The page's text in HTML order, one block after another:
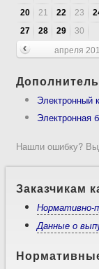
20
21 22 23
27
28 29
30
апреля
Электронный
Электронная
Нашли ошибку?
Заказчикам
Нормативно-
Данные о